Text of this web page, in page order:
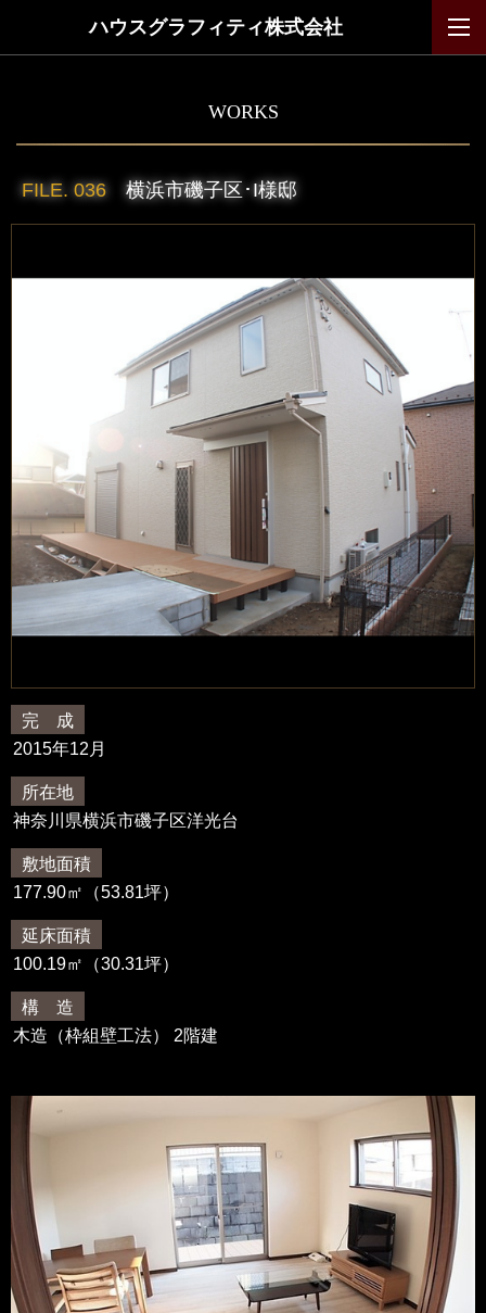
ハウスグラフィティ株式会社
WORKS
FILE. 036 横浜市磯子区･I様邸
完 成
2015年12月
所在地
神奈川県横浜市磯子区洋光台
敷地面積
177.90㎡（53.81坪）
延床面積
100.19㎡（30.31坪）
構 造
木造（枠組壁工法） 2階建